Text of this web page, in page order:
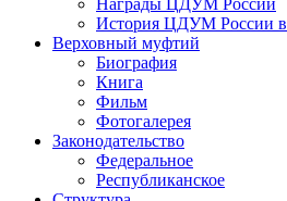
Награды ЦДУМ России
История ЦДУМ России в
Верховный муфтий
Биография
Книга
Фильм
Фотогалерея
Законодательство
Федеральное
Республиканское